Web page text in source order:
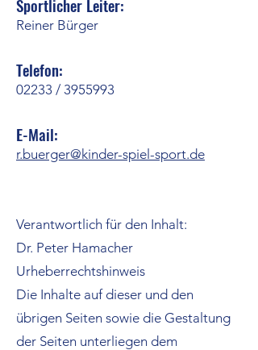
Sportlicher Leiter:
Reiner Bürger
Telefon:
02233 / 3955993
E-Mail:
r.buerger@kinder-spiel-sport.de
Verantwortlich für den Inhalt:
Dr. Peter Hamacher
Urheberrechtshinweis
Die Inhalte auf dieser und den
übrigen Seiten sowie die Gestaltung
der Seiten unterliegen dem